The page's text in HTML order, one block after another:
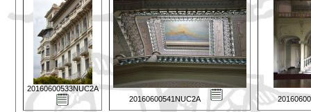
20160600533NUC2A
20160600541NUC2A